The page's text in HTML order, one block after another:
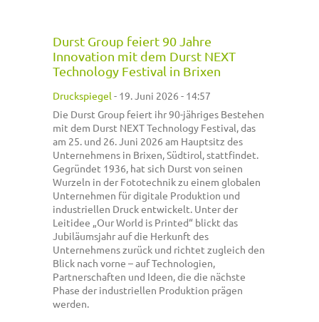
Durst Group feiert 90 Jahre
Innovation mit dem Durst NEXT
Technology Festival in Brixen
Druckspiegel - 19. Juni 2026 - 14:57
Die Durst Group feiert ihr 90-jähriges Bestehen
mit dem Durst NEXT Technology Festival, das
am 25. und 26. Juni 2026 am Hauptsitz des
Unternehmens in Brixen, Südtirol, stattfindet.
Gegründet 1936, hat sich Durst von seinen
Wurzeln in der Fototechnik zu einem globalen
Unternehmen für digitale Produktion und
industriellen Druck entwickelt. Unter der
Leitidee „Our World is Printed“ blickt das
Jubiläumsjahr auf die Herkunft des
Unternehmens zurück und richtet zugleich den
Blick nach vorne – auf Technologien,
Partnerschaften und Ideen, die die nächste
Phase der industriellen Produktion prägen
werden.